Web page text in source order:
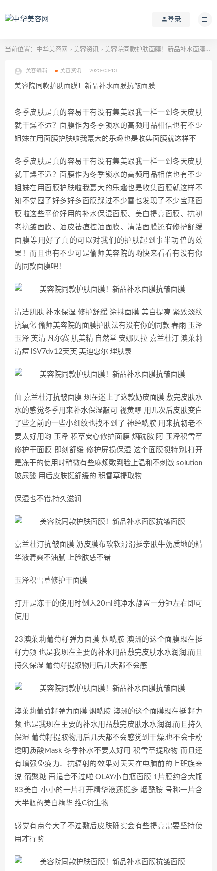
登录
当前位置： 中华美容网 > 美容资讯 > 美容院同款护肤面膜！新品补水面膜抗皱面膜
美容编辑 美容资讯 2023-03-13
美容院同款护肤面膜！新品补水面膜抗皱面膜
冬季皮肤是真的容易干有没有集美跟我一样一到冬天皮肤
就干燥不适？面膜作为冬季锁水的高频用品相信也有不少
姐妹在用面膜护肤啦我蕞大的乐趣也是收集面膜就这样不
冬季皮肤是真的容易干有没有集美跟我一样一到冬天皮肤
就干燥不适？面膜作为冬季锁水的高频用品相信也有不少
姐妹在用面膜护肤啦我蕞大的乐趣也是收集面膜就这样不
知不觉囤了好多好多面膜踩过不少雷也发现了不少宝藏面
膜啦这些平价好用的补水保湿面膜、美白提亮面膜、抗初
老抗皱面膜、油皮祛痘控油面膜、清洁面膜还有修护舒缓
面膜等用好了真的可以对我们的护肤起到事半功倍的效
果！而且也有不少可是偷师美容院的哟快来看看有没有你
的同款面膜吧！
清洁肌肤 补水保湿 修护舒缓 涂抹面膜 美白提亮 紧致淡纹
抗氧化 偷师美容院的面膜护肤法有没有你的同款 春雨 玉泽
玉泽 芙清 凡尔赛 肌美精 自然堂 安娜贝拉 嘉兰杜汀 澳莱莉
清痘 lSV7dv12芙芙 美迪惠尔 理肤泉
仙 嘉兰杜汀抗皱面膜 现在迷上了这款奶皮面膜 敷完皮肤水
水的感觉冬季用来补水保湿敲可 视黄醇 用几次后皮肤变白
了些之前的一些小细纹也找不到了 神经酰胺 用来抗初老不
要太好用哟 玉泽 积草安心修护面膜 烟酰胺 阿 玉泽积雪草
修护干面膜 即刻舒缓 修护屏损保湿 这个面膜挺特别,打开
是冻干的使用时稍微有些麻烦敷到脸上温和不刺激 solution
玻尿酸 用后皮肤挺舒缓的 积雪草提取物
保湿也不错,持久滋润
嘉兰杜汀抗皱面膜 奶皮膜布软软滑滑挺亲肤牛奶质地的精
华液清爽不油腻 上脸肤感不错
玉泽积雪草修护干面膜
打开是冻干的使用时倒入20ml纯净水静置一分钟左右即可
使用
23澳莱莉葡萄籽弹力面膜 烟酰胺 澳洲的这个面膜现在挺
籽力频 也是我现在主要的补水用品敷完皮肤水水润润,而且
持久保湿 葡萄籽提取物用后几天都不会感
澳莱莉葡萄籽弹力面膜 烟酰胺 澳洲的这个面膜现在挺 籽力
频 也是我现在主要的补水用品敷完皮肤水水润润,而且持久
保湿 葡萄籽提取物用后几天都不会感觉到干燥,也不会卡粉
透明质酸Mask 冬季补水不要太好用 积雪草提取物 而且还
有增强免疫力、抗辐射的效果对天天在电脑前的上班族来
说 葡聚糖 再适合不过啦 OLAY小白瓶面膜 1片膜约含大瓶
83美白 小小的一片打开精华液还挺多 烟酰胺 号称一片含
大半瓶的美白精华 维C衍生物
感觉有点夸大了不过敷后皮肤确实会有些提亮需要坚持使
用才行哟